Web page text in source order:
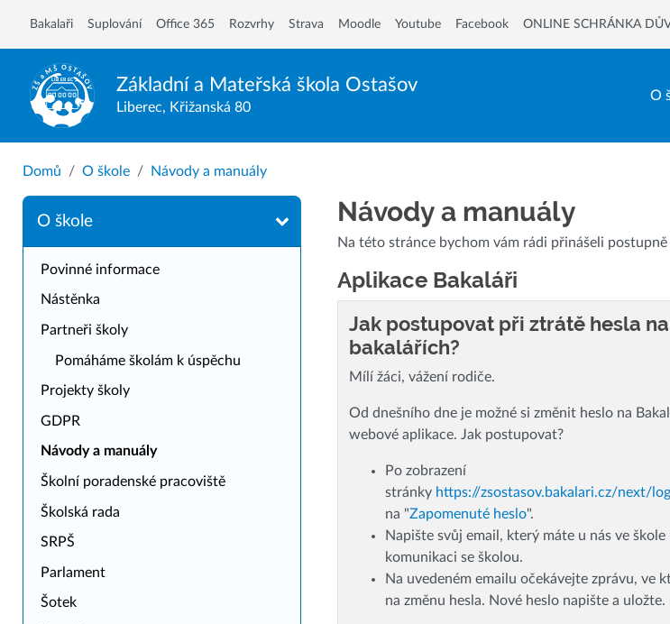
Základní a Mateřská škola Ostašov
Liberec, Křižanská 80
O
Bakalaři Suplování Office 365 Rozvrhy Strava Moodle Youtube Facebook ONLINE SCHRÁNKA
Domů O škole Návody a manuály
O škole
Povinné informace
Nástěnka
Partneři školy
Pomáháme školám k úspěchu
Projekty školy
GDPR
Návody a manuály
Školní poradenské pracoviště
Školská rada
SRPŠ
Parlament
Šotek
Návody a manuály
Na této stránce bychom vám rádi přinášeli
Aplikace Bakaláři
Jak postupovat při ztrátě hesla na
bakalářích?
Mílí žáci, vážení rodiče.
Od dnešního dne je možné si změnit heslo na
webové aplikace. Jak postupovat?
Po zobrazení
stránky https://zsostasov.bakalari.cz/next/
na "Zapomenuté heslo".
Napište svůj email, který máte u nás ve
komunikaci se školou.
Na uvedeném emailu očekávejte zprávu, ve
na změnu hesla. Nové heslo napište a uložte.